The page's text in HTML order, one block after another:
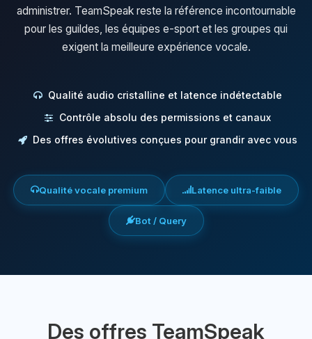
administrer. TeamSpeak reste la référence incontournable
pour les guildes, les équipes e-sport et les groupes qui
exigent la meilleure expérience vocale.
Qualité audio cristalline et latence indétectable
Contrôle absolu des permissions et canaux
Des offres évolutives conçues pour grandir avec vous
Qualité vocale premium Latence ultra-faible
Bot / Query
Des offres TeamSpeak